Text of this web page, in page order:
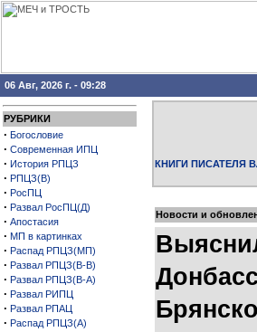
06 Авг, 2026 г. - 09:28
РУБРИКИ
· Богословие
· Современная ИПЦ
· История РПЦЗ
· РПЦЗ(В)
· РосПЦ
· Развал РосПЦ(Д)
· Апостасия
· МП в картинках
· Распад РПЦЗ(МП)
· Развал РПЦЗ(В-В)
· Развал РПЦЗ(В-А)
· Развал РИПЦ
· Развал РПАЦ
· Распад РПЦЗ(А)
КНИГИ ПИСАТЕЛЯ
Новости и